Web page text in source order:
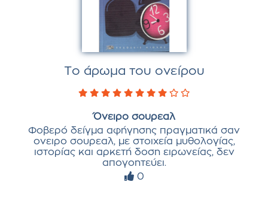
Το άρωμα του ονείρου
Όνειρο σουρεαλ
Φοβερό δείγμα αφήγησης πραγματικά σαν
ονειρο σουρεαλ, με στοιχεία μυθολογίας,
ιστορίας και αρκετή δοση ειρωνείας, δεν
απογοητεύει.
0